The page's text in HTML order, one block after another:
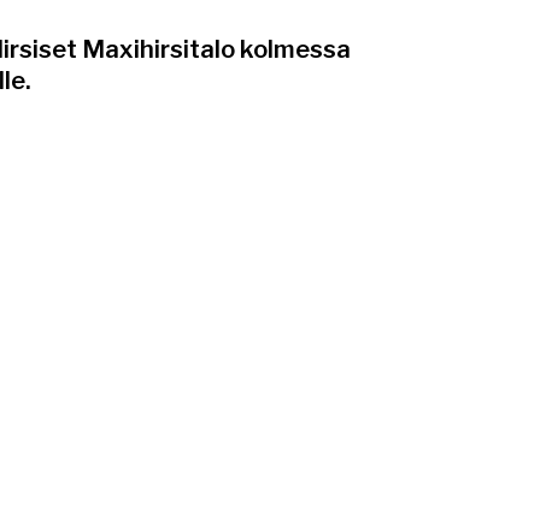
Maxihirsitalo kolmessa